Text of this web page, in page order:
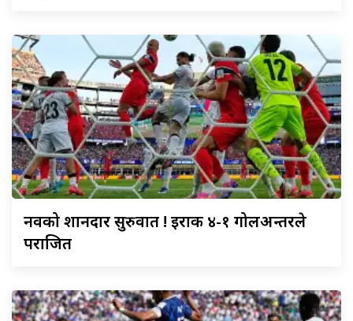
नर्वेकोशानदार सुरुवात ! इराक ४-१ गोलअन्तरले
पराजित